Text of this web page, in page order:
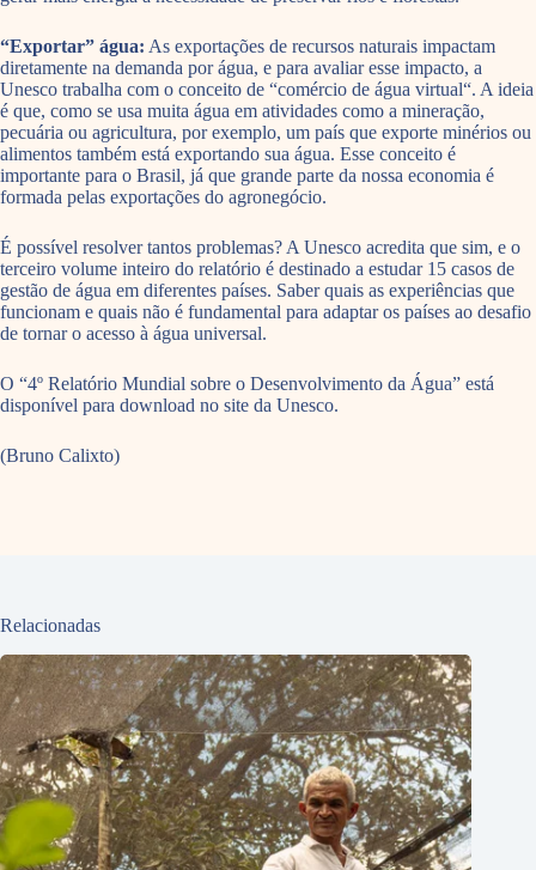
“Exportar” água: As exportações de recursos naturais impactam
diretamente na demanda por água, e para avaliar esse impacto, a
Unesco trabalha com o conceito de “comércio de água virtual“. A ideia
é que, como se usa muita água em atividades como a mineração,
pecuária ou agricultura, por exemplo, um país que exporte minérios ou
alimentos também está exportando sua água. Esse conceito é
importante para o Brasil, já que grande parte da nossa economia é
formada pelas exportações do agronegócio.
É possível resolver tantos problemas? A Unesco acredita que sim, e o
terceiro volume inteiro do relatório é destinado a estudar 15 casos de
gestão de água em diferentes países. Saber quais as experiências que
funcionam e quais não é fundamental para adaptar os países ao desafio
de tornar o acesso à água universal.
O “4º Relatório Mundial sobre o Desenvolvimento da Água” está
disponível para download no site da Unesco.
(Bruno Calixto)
Relacionadas